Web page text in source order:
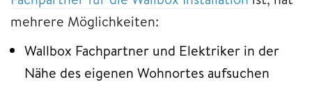
mehrere Möglichkeiten:
Wallbox Fachpartner und Elektriker in der
Nähe des eigenen Wohnortes aufsuchen